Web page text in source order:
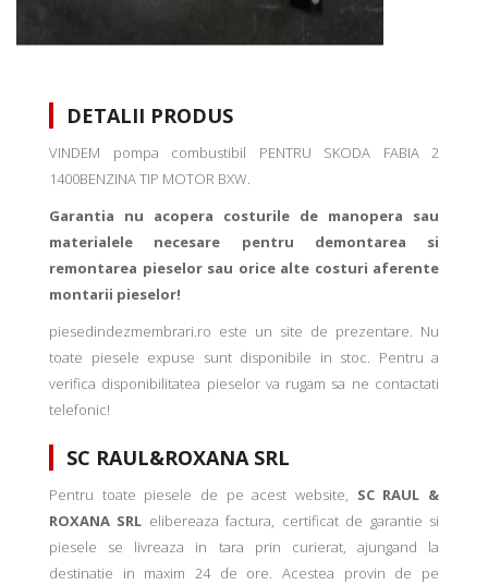
DETALII PRODUS
VINDEM pompa combustibil PENTRU SKODA FABIA 2
1400BENZINA TIP MOTOR BXW.
Garantia nu acopera costurile de manopera sau
materialele necesare pentru demontarea si
remontarea pieselor sau orice alte costuri aferente
montarii pieselor!
piesedindezmembrari.ro este un site de prezentare. Nu
toate piesele expuse sunt disponibile in stoc. Pentru a
verifica disponibilitatea pieselor va rugam sa ne contactati
telefonic!
SC RAUL&ROXANA SRL
Pentru toate piesele de pe acest website, SC RAUL &
ROXANA SRL elibereaza factura, certificat de garantie si
piesele se livreaza in tara prin curierat, ajungand la
destinatie in maxim 24 de ore. Acestea provin de pe